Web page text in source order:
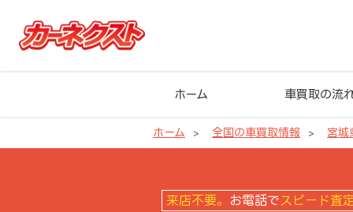
ホーム 車買取の流
ホーム 全国の車買取情報 宮城
来店不要。 お電話で スピード査